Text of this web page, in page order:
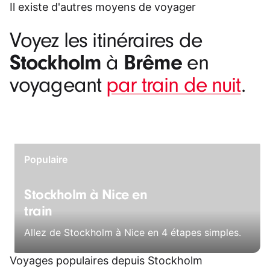
Il existe d'autres moyens de voyager
Voyez les itinéraires de
Stockholm à Brême en
voyageant par train de nuit.
Populaire
Stockholm à Nice en
train
Allez de Stockholm à Nice en 4 étapes simples.
Voyages populaires depuis Stockholm